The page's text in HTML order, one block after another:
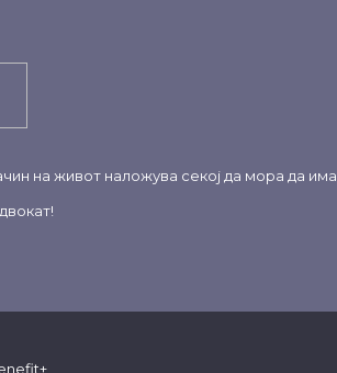
на живот наложува секој да мора да има
!